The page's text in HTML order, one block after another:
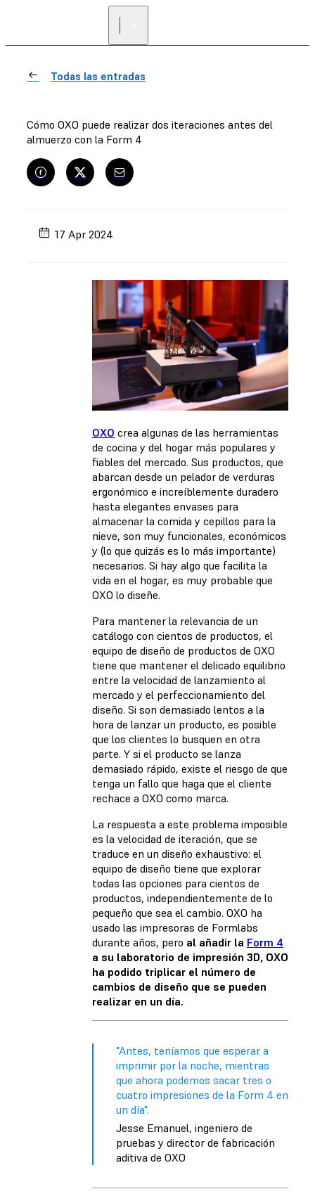
Todas las entradas
Cómo OXO puede realizar dos iteraciones antes del
almuerzo con la Form 4
17 Apr 2024
OXO crea algunas de las herramientas
de cocina y del hogar más populares y
fiables del mercado. Sus productos, que
abarcan desde un pelador de verduras
ergonómico e increíblemente duradero
hasta elegantes envases para
almacenar la comida y cepillos para la
nieve, son muy funcionales, económicos
y (lo que quizás es lo más importante)
necesarios. Si hay algo que facilita la
vida en el hogar, es muy probable que
OXO lo diseñe.
Para mantener la relevancia de un
catálogo con cientos de productos, el
equipo de diseño de productos de OXO
tiene que mantener el delicado equilibrio
entre la velocidad de lanzamiento al
mercado y el perfeccionamiento del
diseño. Si son demasiado lentos a la
hora de lanzar un producto, es posible
que los clientes lo busquen en otra
parte. Y si el producto se lanza
demasiado rápido, existe el riesgo de que
tenga un fallo que haga que el cliente
rechace a OXO como marca.
La respuesta a este problema imposible
es la velocidad de iteración, que se
traduce en un diseño exhaustivo: el
equipo de diseño tiene que explorar
todas las opciones para cientos de
productos, independientemente de lo
pequeño que sea el cambio. OXO ha
usado las impresoras de Formlabs
durante años, pero al añadir la Form 4
a su laboratorio de impresión 3D, OXO
ha podido triplicar el número de
cambios de diseño que se pueden
realizar en un día.
"Antes, teníamos que esperar a
imprimir por la noche, mientras
que ahora podemos sacar tres o
cuatro impresiones de la Form 4 en
un día".
Jesse Emanuel, ingeniero de
pruebas y director de fabricación
aditiva de OXO